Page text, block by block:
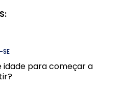
SE
idade para começar a